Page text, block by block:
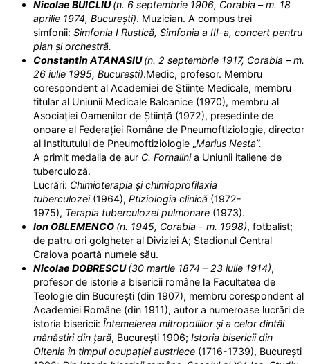
Nicolae BUICLIU(n. 6 septembrie 1906, Corabia – m. 18
aprilie 1974, București). Muzician. A compus trei
simfonii: Simfonia I Rustică, Simfonia a III-a, concert pentru
pian și orchestră.
Constantin ATANASIU(n. 2 septembrie 1917, Corabia – m.
26 iulie 1995, București).Medic, profesor. Membru
corespondent al Academiei de Științe Medicale, membru
titular al Uniunii Medicale Balcanice (1970), membru al
Asociației Oamenilor de Știință (1972), președinte de
onoare al Federației Române de Pneumoftiziologie, director
al Institutului de Pneumoftiziologie „Marius Nesta”.
A primit medalia de aur C. Fornalinia Uniunii italiene de
tuberculoză.
Lucrări: Chimioterapia și chimioprofilaxia
tuberculozei(1964), Ptiziologia clinică (1972-
1975), Terapia tuberculozei pulmonare (1973).
Ion OBLEMENCO (n. 1945, Corabia – m. 1998), fotbalist;
de patru ori golgheter al Diviziei A; Stadionul Central
Craiova poartă numele său.
Nicolae DOBRESCU (30 martie 1874 – 23 iulie 1914),
profesor de istorie a bisericii române la Facultatea de
Teologie din București (din 1907), membru corespondent al
Academiei Române (din 1911), autor a numeroase lucrări de
istoria bisericii: Întemeierea mitropoliilor și a celor dintâi
mănăstiri din țară, București 1906; Istoria bisericii din
Oltenia în timpul ocupației austriece (1716-1739), București